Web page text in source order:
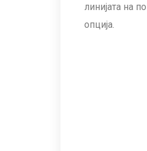
линијата на
опција.